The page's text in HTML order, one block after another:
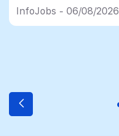
InfoJobs - 06/08/2026